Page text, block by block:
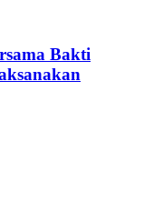
Bakti